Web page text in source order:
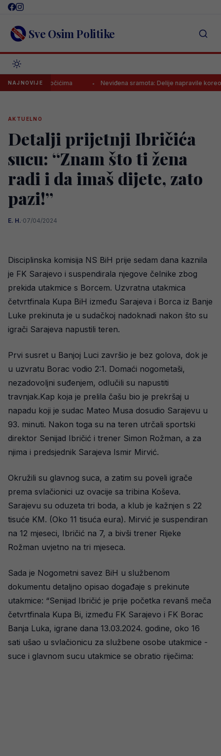
Skip
content Sve Osim Politike
NAJNOVIJE
Vrapčićima Neviđena sramota: Delije napravile koreografiju u
AKTUELNO
Detalji prijetnji Ibričića
sucu: “Znam što ti žena
radi i da imaš dijete, zato
pazi!”
E. H.·07/04/2024
Disciplinska komisija NS BiH prije sedam dana kaznila
je FK Sarajevo i suspendirala njegove čelnike zbog
prekida utakmice s Borcem. Uzvratna utakmica
četvrtfinala Kupa BiH između Sarajeva i Borca iz Banje
Luke prekinuta je u sudačkoj nadoknadi nakon što su
igrači Sarajeva napustili teren.
Prvi susret u Banjoj Luci završio je bez golova, dok je
u uzvratu Borac vodio 2:1. Domaći nogometaši,
nezadovoljni suđenjem, odlučili su napustiti
travnjak.Kap koja je prelila čašu bio je prekršaj u
napadu koji je sudac Mateo Musa dosudio Sarajevu u
93. minuti. Nakon toga su na teren utrčali sportski
direktor Senijad Ibričić i trener Simon Rožman, a za
njima i predsjednik Sarajeva Ismir Mirvić.
Okružili su glavnog suca, a zatim su poveli igrače
prema svlačionici uz ovacije sa tribina Koševa.
Sarajevu su oduzeta tri boda, a klub je kažnjen s 22
tisuće KM. (Oko 11 tisuća eura). Mirvić je suspendiran
na 12 mjeseci, Ibričić na 7, a bivši trener Rijeke
Rožman uvjetno na tri mjeseca.
Sada je Nogometni savez BiH u službenom
dokumentu detaljno opisao događaje s prekinute
utakmice: “Senijad Ibričić je prije početka revanš meča
četvrtfinala Kupa Bi, između FK Sarajevo i FK Borac
Banja Luka, igrane dana 13.03.2024. godine, oko 16
sati ušao u svlačionicu za službene osobe utakmice -
suce i glavnom sucu utakmice se obratio riječima: